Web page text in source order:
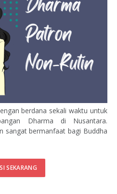
berdana sekali waktu untuk
Dharma di Nusantara.
sangat bermanfaat bagi Buddha
SEKARANG